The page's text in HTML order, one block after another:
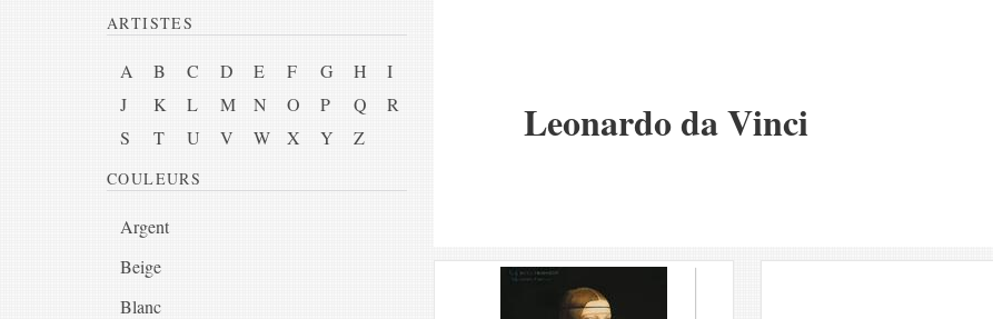
ARTISTES
A B C D E F G H
I
J
K L M N O P Q
R
S
T U V W X Y Z
COULEURS
Argent
Beige
Blanc
Leonardo da Vinci